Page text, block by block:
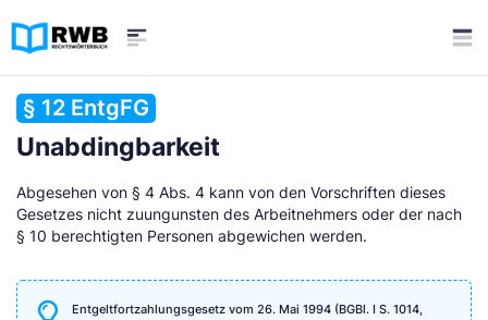
§ 12 EntgFG
Unabdingbarkeit
Abgesehen von § 4 Abs. 4 kann von den Vorschriften dieses
Gesetzes nicht zuungunsten des Arbeitnehmers oder der nach
§ 10 berechtigten Personen abgewichen werden.
Entgeltfortzahlungsgesetz vom 26. Mai 1994 (BGBl. I S. 1014,